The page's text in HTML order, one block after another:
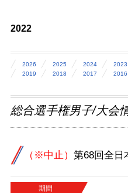
2022
2026 2025 2024 2023
2019
2018 2017 2016
総合選手権男子/大会
（※中止） 第68回全日
期間